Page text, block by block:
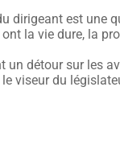
dirigeant est une
la vie dure, la
un détour sur les
viseur du